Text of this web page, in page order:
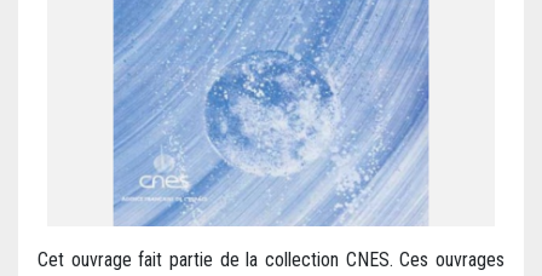
Cet ouvrage fait partie de la collection CNES. Ces ouvrages